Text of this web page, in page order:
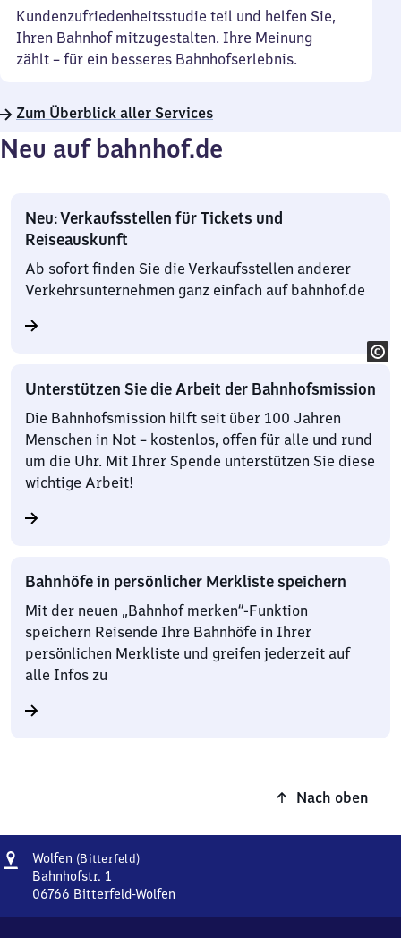
Kundenzufriedenheitsstudie teil und helfen Sie,
Ihren Bahnhof mitzugestalten. Ihre Meinung
zählt – für ein besseres Bahnhofserlebnis.
Zum Überblick aller Services
Neu auf bahnhof.de
Neu: Verkaufsstellen für Tickets und
Reiseauskunft
Ab sofort finden Sie die Verkaufsstellen anderer
Verkehrsunternehmen ganz einfach auf bahnhof.de
Unterstützen Sie die Arbeit der Bahnhofsmission
Die Bahnhofsmission hilft seit über 100 Jahren
Menschen in Not – kostenlos, offen für alle und rund
um die Uhr. Mit Ihrer Spende unterstützen Sie diese
wichtige Arbeit!
Bahnhöfe in persönlicher Merkliste speichern
Mit der neuen „Bahnhof merken“-Funktion
speichern Reisende Ihre Bahnhöfe in Ihrer
persönlichen Merkliste und greifen jederzeit auf
alle Infos zu
Nach oben
Adresse
Wolfen (Bitterfeld)Wolfen
Bahnhofstr. 1
06766 Bitterfeld-Wolfen